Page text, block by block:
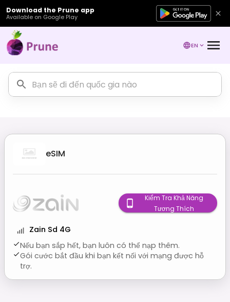
Download the Prune app
Available on Google Play
EN
eSIM
Zain Sd 4G
Nếu bạn sắp hết, bạn luôn có thể nạp thêm.
Gói cước bắt đầu khi bạn kết nối với mạng được hỗ
trợ.
Kiểm Tra Khả Năng
Tương Thích